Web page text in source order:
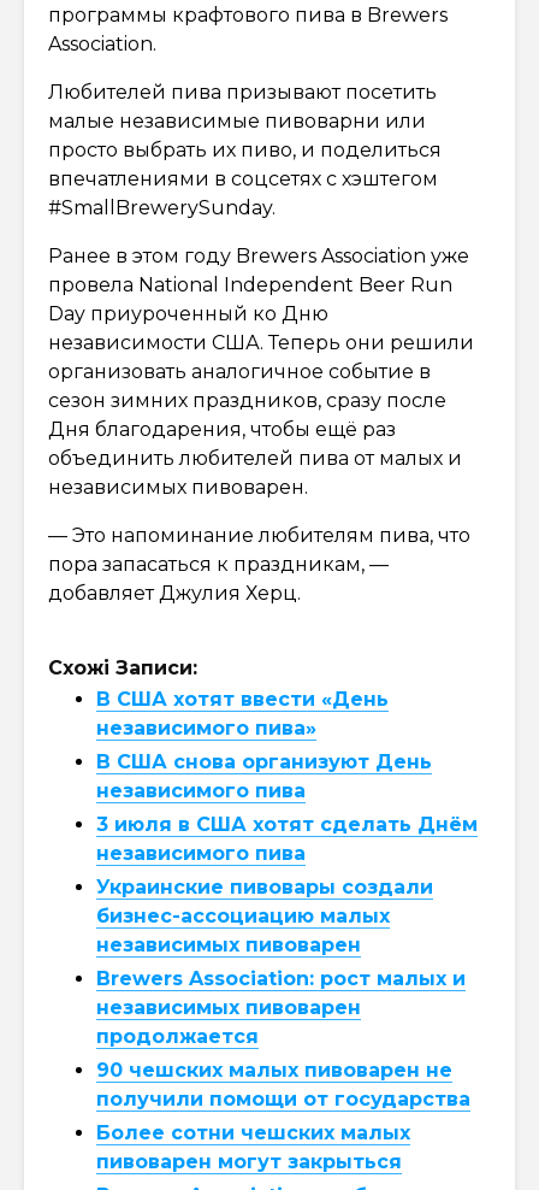
программы крафтового пива в Brewers
Association.
Любителей пива призывают посетить
малые независимые пивоварни или
просто выбрать их пиво, и поделиться
впечатлениями в соцсетях с хэштегом
#SmallBrewerySunday.
Ранее в этом году Brewers Association уже
провела National Independent Beer Run
Day приуроченный ко Дню
независимости США. Теперь они решили
организовать аналогичное событие в
сезон зимних праздников, сразу после
Дня благодарения, чтобы ещё раз
объединить любителей пива от малых и
независимых пивоварен.
— Это напоминание любителям пива, что
пора запасаться к праздникам, —
добавляет Джулия Херц.
Схожі Записи:
В США хотят ввести «День
независимого пива»
В США снова организуют День
независимого пива
3 июля в США хотят сделать Днём
независимого пива
Украинские пивовары создали
бизнес-ассоциацию малых
независимых пивоварен
Brewers Association: рост малых и
независимых пивоварен
продолжается
90 чешских малых пивоварен не
получили помощи от государства
Более сотни чешских малых
пивоварен могут закрыться